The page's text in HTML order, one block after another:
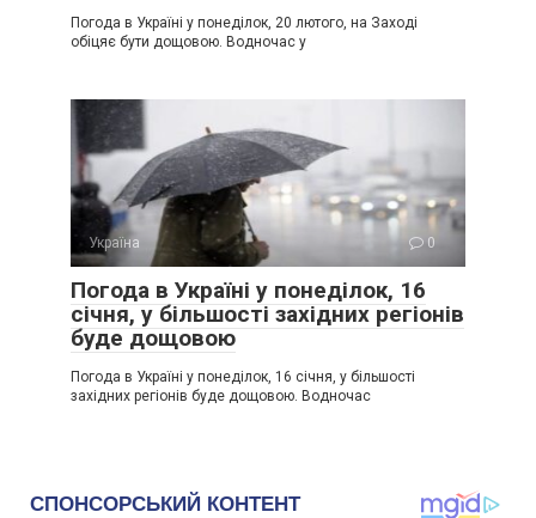
Погода в Україні у понеділок, 20 лютого, на Заході
обіцяє бути дощовою. Водночас у
Україна 0
Погода в Україні у понеділок, 16
січня, у більшості західних регіонів
буде дощовою
Погода в Україні у понеділок, 16 січня, у більшості
західних регіонів буде дощовою. Водночас